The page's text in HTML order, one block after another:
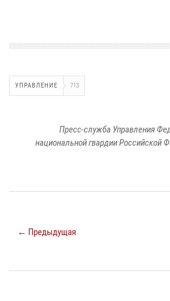
УПРАВЛЕНИЕ 713
Пресс-служба Управления
национальной гвардии Российской
← Предыдущая